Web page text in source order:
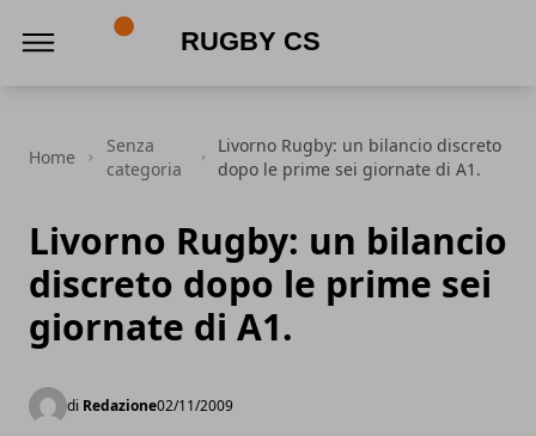
Home
Senza
categoria
Livorno Rugby: un bilancio discreto
dopo le prime sei giornate di A1.
Livorno Rugby: un bilancio
discreto dopo le prime sei
giornate di A1.
di Redazione02/11/2009